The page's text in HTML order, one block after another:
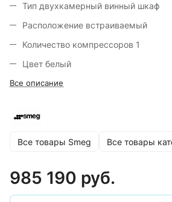
Тип двухкамерный винный шкаф
Расположение встраиваемый
Количество компрессоров 1
Цвет белый
Размеры (ШxВxГ) 586x2120x635 мм
Все описание
Все товары Smeg Все товары
985 190 руб.